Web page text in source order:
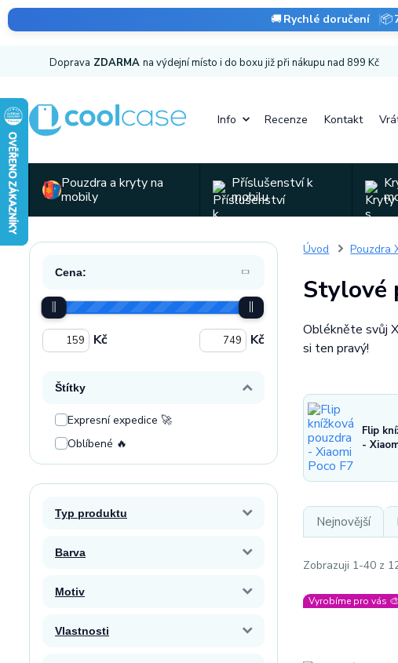
🚚Rychlé doručení 📦
Doprava ZDARMA na výdejní místo i do boxu již při nákupu nad 899 Kč
Info Recenze Kontakt
Pouzdra a kryty na
mobily
Příslušenství k
mobilu
Cena:
Kč Kč
Štítky
Expresní expedice 🚀
Oblíbené 🔥
Typ produktu
Barva
Motiv
Vlastnosti
Úvod Pouzdra
Stylové
Oblékněte svůj
si ten pravý!
Flip
-
Nejnovější
Zobrazuji 1-40 z
Vyrobíme pro vás 🎨